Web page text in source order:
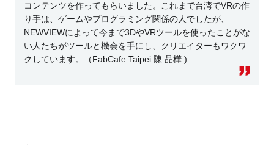
コンテンツを作ってもらいました。これまで台湾でVRの作
り手は、ゲームやプログラミング関係の人でしたが、
NEWVIEWによって今まで3DやVRツールを使ったことがな
い人たちがツールと機会を手にし、クリエイターもワクワ
クしています。（FabCafe Taipei 陳 品樺 )